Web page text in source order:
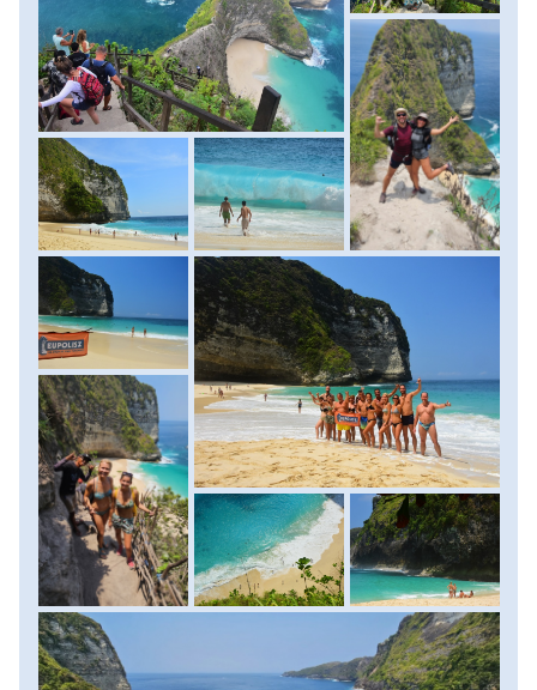
esetén!), vagy egyszerűen csak szürcsölhetjük a
kókuszlevet a fügefák árnyékában. Miután kistrandoltuk
magunkat, újra nekiindulunk a meredek ösvénynek és
visszakapaszkodunk a kilátóba, ahol lehetőség van egy
frissítő zuhanyra. Innen a Broken beach partszakaszra
megyünk át, ahol egy festői sziklaívet és egy beszakadt
barlangot járhatunk körbe, mielőtt visszatérnénk a
szállásunkra. Szállás: hotel, ellátás: reggeli.